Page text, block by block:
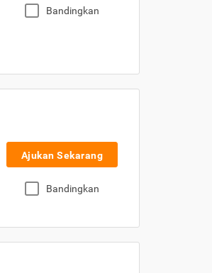
Bandingkan
Ajukan Sekarang
Bandingkan